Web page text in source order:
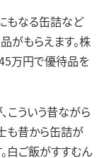
もなる缶詰など
がもらえます。株
万円で優待品を
ういう昔ながら
も昔から缶詰が
白ご飯がすすむん